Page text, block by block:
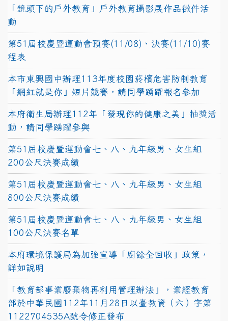
「鏡頭下的戶外教育」戶外教育攝影展作品徵件活
動
第51屆校慶暨運動會預賽(11/08)、決賽(11/10)賽
程表
本市東興國中辦理113年度校園菸檳危害防制教育
「網紅就是你」短片競賽，請同學踴躍報名參加
本府衛生局辦理112年「發現你的健康之美」抽獎活
動，請同學踴躍參與
第51屆校慶暨運動會七、八、九年級男、女生組
200公尺決賽成績
第51屆校慶暨運動會七、八、九年級男、女生組
800公尺決賽成績
第51屆校慶暨運動會七、八、九年級男、女生組
100公尺決賽名單
本府環境保護局為加強宣導「廚餘全回收」政策，
詳如說明
「教育部事業廢棄物再利用管理辦法」，業經教育
部於中華民國112年11月28日以臺教資（六）字第
1122704535A號令修正發布